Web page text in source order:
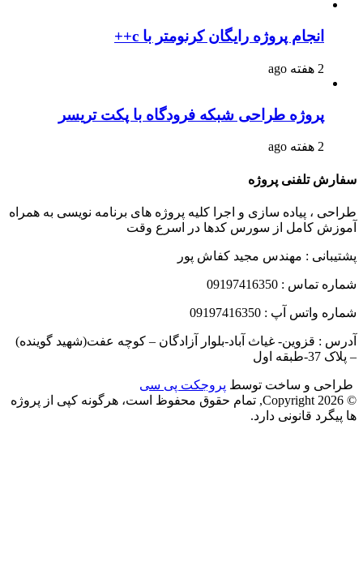
انجام پروژه رایگان کرنومتر با c++
2 هفته ago
پروژه طراحی شبکه فرودگاه با پکت تریسر
2 هفته ago
سفارش تلفنی پروژه
طراحی ، پیاده سازی و اجرا کلیه پروژه های برنامه نویسی به همراه
آموزش کامل از سورس کدها در اسرع وقت
پشتیبانی : مهندس مجید کفاش پور
شماره تماس : 09197416350
شماره واتس آپ : 09197416350
آدرس : قزوین- غیاث آباد-بلوار آزادگان – کوچه عفت(شهید گوینده)
– پلاک 37-طبقه اول
طراحی و ساخت توسط پروجکت پی سی
© Copyright 2026, تمام حقوق محفوظ است، هرگونه کپی از پروژه
ها پیگرد قانونی دارد.